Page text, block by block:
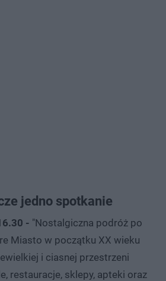
jedno spotkanie
- "Nostalgiczna podróż po
Miasto w początku XX wieku
i ciasnej przestrzeni
restauracje, sklepy, apteki oraz